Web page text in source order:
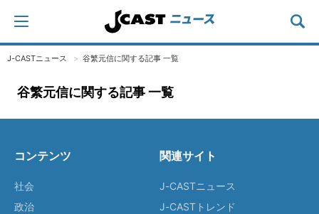
J-CASTニュース 谷繁元信に関する記事 一覧
谷繁元信に関する記事 一覧
コンテンツ
社会
政治
関連サイト
J-CASTニュース
J-CASTトレンド